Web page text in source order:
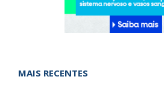
MAIS RECENTES